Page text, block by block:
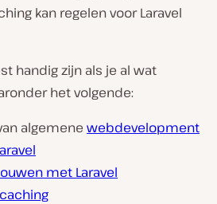
kan regelen voor Laravel
handig zijn als je al wat
het volgende:
algemene webdevelopment
met Laravel